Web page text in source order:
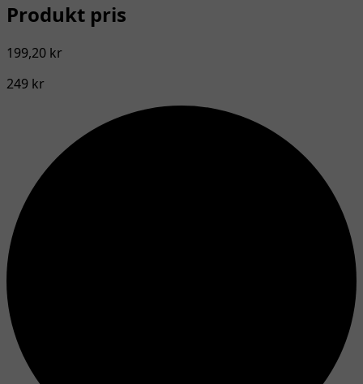
Produkt pris
199,20 kr
249 kr